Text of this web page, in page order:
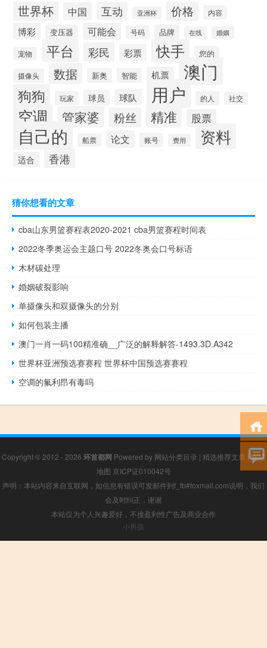
世界杯 中国 互动 亚洲杯 价格 内容
博彩 变压器 可能会 号码 品牌 在线 婚姻
宠物 平台 彩民 彩票 快手 您的
摄像头 数据 新奥 智能 机票 澳门
狗狗 玩家 球员 球队 用户 的人 社交
空调 管家婆 粉丝 精准 股票
自己的 船票 论文 账号 费用 资料
适合 香港
猜你想看的文章
cba山东男篮赛程表2020-2021 cba男篮赛程时间表
2022冬季奥运会主题口号 2022冬奥会口号标语
木材碳处理
婚姻破裂影响
单摄像头和双摄像头的分别
如何包装主播
澳门一肖一码100精准确__广泛的解释解答-1493.3D.A342
世界杯亚洲预选赛赛程 世界杯中国预选赛赛程
空调的氟利昂有毒吗
Copyright © 2012 - 2026 环首都网 Powered by 网站分类目录 | 精选推荐文章 |网站
地图 京ICP证010042号
声明：本站内容来自互联网，如信息有错误可发邮件到f_fb#foxmail.com说明，我们
会及时纠正，谢谢
本站仅为个人兴趣爱好，不接盈利性广告及商业合作
小男孩